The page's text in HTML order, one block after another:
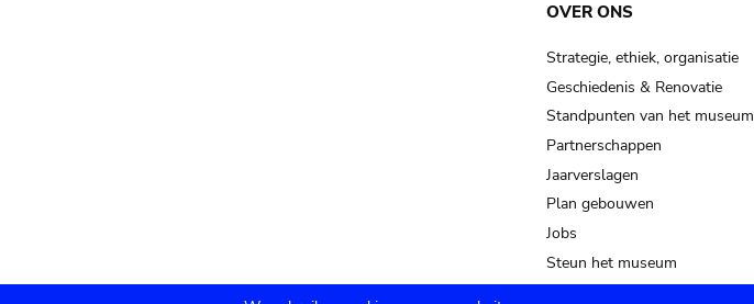
OVER ONS
Strategie, ethiek, organisatie
Geschiedenis & Renovatie
Standpunten van het museum
Partnerschappen
Jaarverslagen
Plan gebouwen
Jobs
Steun het museum